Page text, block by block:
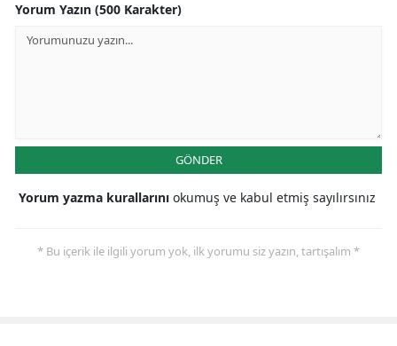
Yorum Yazın (500 Karakter)
GÖNDER
Yorum yazma kurallarını okumuş ve kabul etmiş sayılırsınız
* Bu içerik ile ilgili yorum yok, ilk yorumu siz yazın, tartışalım *